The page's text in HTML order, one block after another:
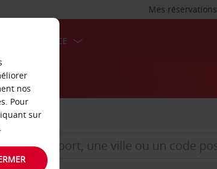
Mes réservations
LIBRE-SERVICE
nos
Pour
sur